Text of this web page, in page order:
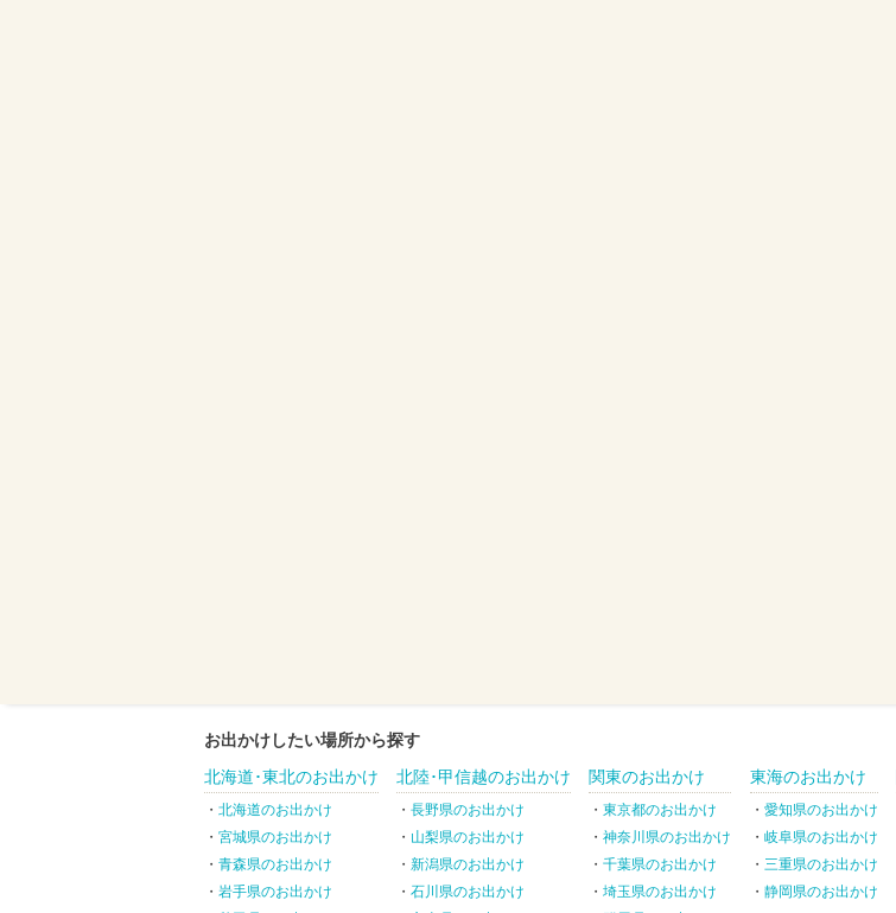
お出かけしたい場所から探す
北海道･東北のお出かけ
北海道のお出かけ
宮城県のお出かけ
青森県のお出かけ
岩手県のお出かけ
北陸･甲信越のお出かけ
長野県のお出かけ
山梨県のお出かけ
新潟県のお出かけ
石川県のお出かけ
関東のお出かけ
東京都のお出かけ
神奈川県のお出かけ
千葉県のお出かけ
埼玉県のお出かけ
東海のお出かけ
愛知県のお出かけ
岐阜県のお出かけ
三重県のお出かけ
静岡県のお出かけ